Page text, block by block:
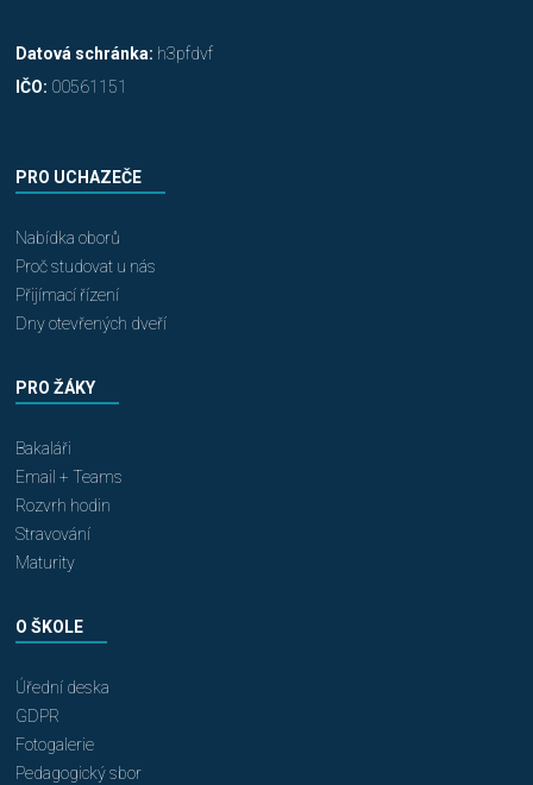
Datová schránka: h3pfdvf
IČO: 00561151
PRO UCHAZEČE
Nabídka oborů
Proč studovat u nás
Přijímací řízení
Dny otevřených dveří
PRO ŽÁKY
Bakaláři
Email + Teams
Rozvrh hodin
Stravování
Maturity
O ŠKOLE
Úřední deska
GDPR
Fotogalerie
Pedagogický sbor